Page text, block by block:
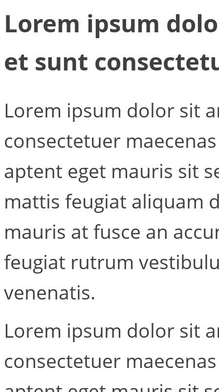
Lorem ipsum
et sunt
Lorem ipsum dolor sit
consectetuer
aptent eget mauris sit
mattis feugiat aliquam
mauris at fusce an
feugiat rutrum
venenatis.
Lorem ipsum dolor sit
consectetuer